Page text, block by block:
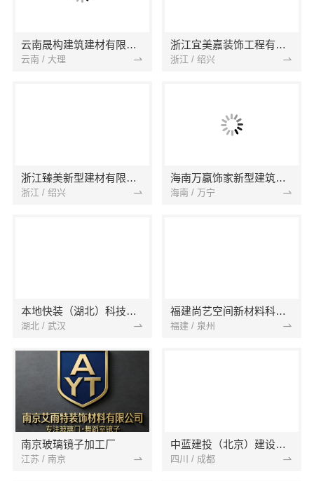
云南晟构建筑建材有限公司
云南 / 大理
浙江宜美嘉装饰工程有限公司
浙江 / 绍兴
浙江臻美新型建材有限公司
浙江 / 绍兴
海南万赢饰家新型建筑材料有限公司
海南 / 万宁
本地快装（湖北）科技有限公司
湖北 / 武汉
福建尚艺空间新材料科技有限公司
福建 / 泉州
南京玻璃镜子加工厂
江苏 / 南京
中蓝建投（北京）建设有限公司四川第一分公司
四川 / 成都